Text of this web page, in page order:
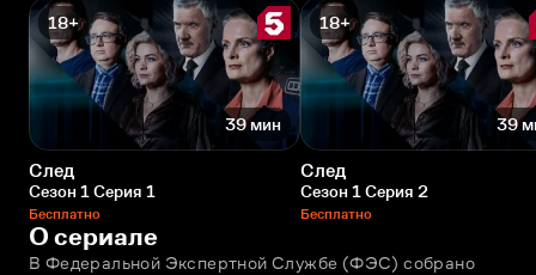
18+
39 мин
След
Сезон 1 Серия 1
Бесплатно
18+
39
След
Сезон 1 Серия 2
Бесплатно
О сериале
В Федеральной Экспертной Службе (ФЭС) собрано